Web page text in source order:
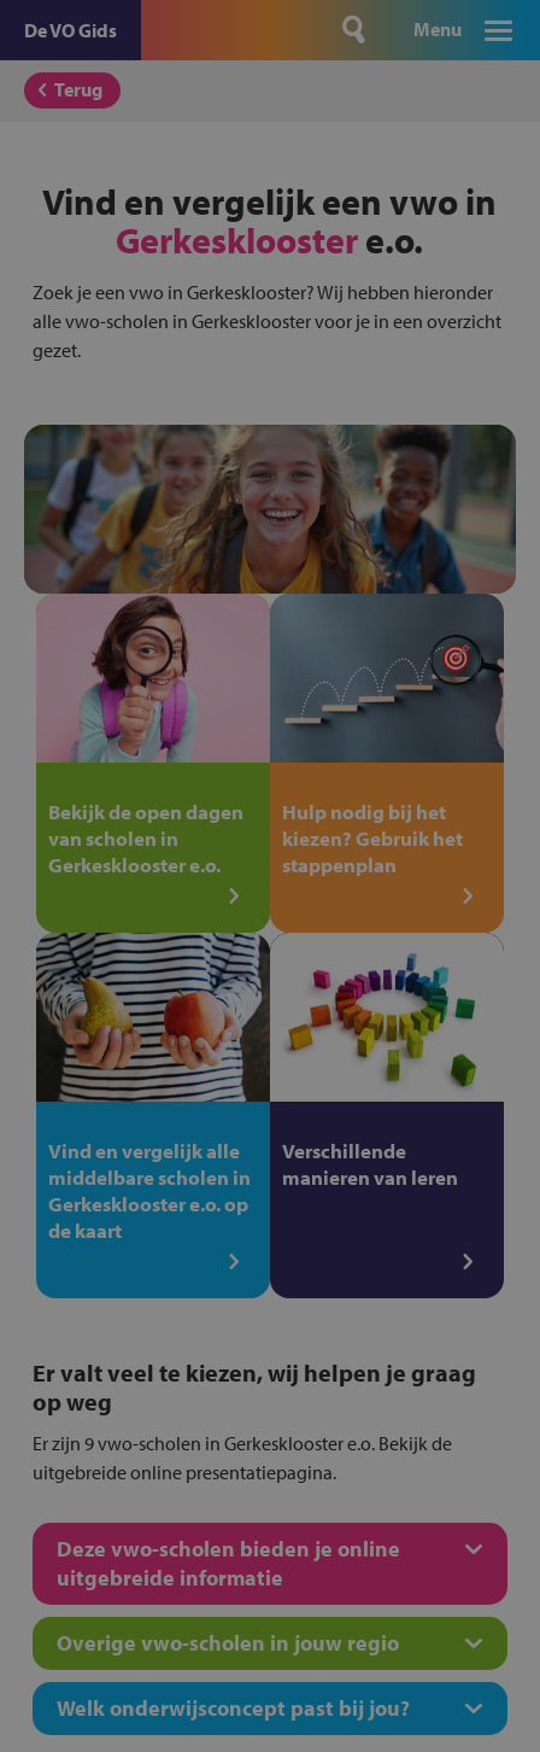
De VO Gids Menu
Terug
Vind en vergelijk een vwo in
Gerkeskloostere.o.
Zoek je een vwo in Gerkesklooster? Wij hebben hieronder
alle vwo-scholen in Gerkesklooster voor je in een overzicht
gezet.
Bekijk de open dagen
van scholen in
Gerkesklooster e.o.
Hulp nodig bij het
kiezen? Gebruik het
stappenplan
Vind en vergelijk alle
middelbare scholen in
Gerkesklooster e.o. op
de kaart
Verschillende
manieren van leren
Er valt veel te kiezen, wij helpen je graag
op weg
Er zijn 9 vwo-scholen in Gerkesklooster e.o. Bekijk de
uitgebreide online presentatiepagina.
Deze vwo-scholen bieden je online
uitgebreide informatie
Overige vwo-scholen in jouw regio
Welk onderwijsconcept past bij jou?